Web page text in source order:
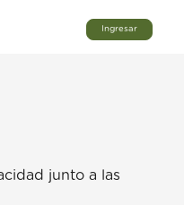
Ingresar
junto a las